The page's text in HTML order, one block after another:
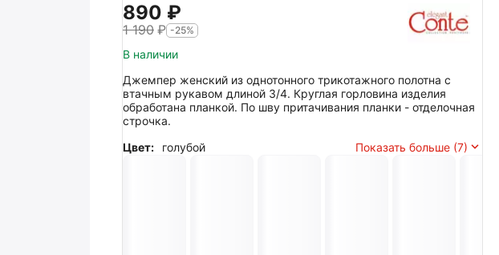
‍890‍ ₽
1 190 ₽ -25%
В наличии
Джемпер женский из однотонного трикотажного полотна с
втачным рукавом длиной 3/4. Круглая горловина изделия
обработана планкой. По шву притачивания планки - отделочная
строчка.
Цвет:
голубой Показать больше (7)